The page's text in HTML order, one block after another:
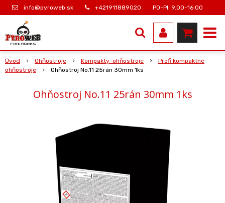
info@pyroweb.sk +421911889020 PO-PI: 9.00-16.00
Úvod Ohňostroje Kompakty-ohňostroje
Profi kompaktné
ohňostroje
Ohňostroj No.11 25rán 30mm 1ks
Ohňostroj No.11 25rán 30mm 1ks